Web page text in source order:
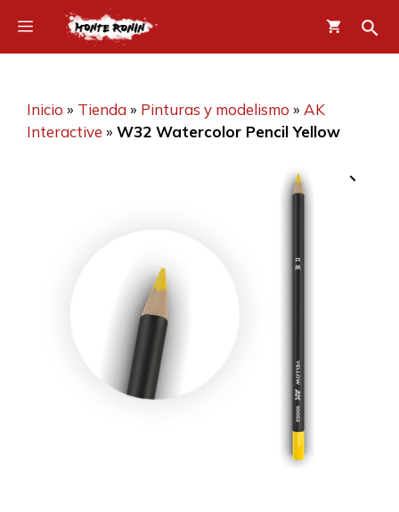
contenido
Menú
Inicio » Tienda» Pinturas y modelismo » AK
Interactive » W32 Watercolor Pencil Yellow